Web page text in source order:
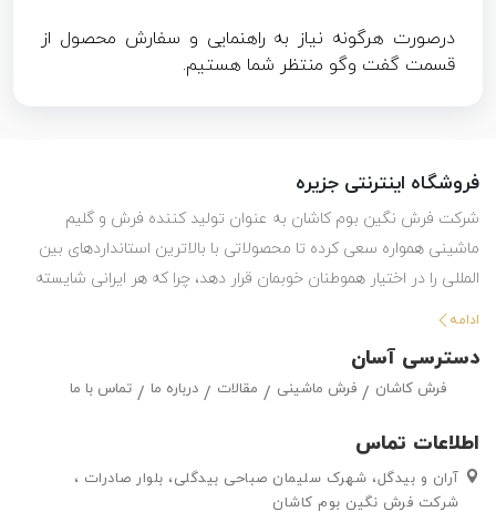
درصورت هرگونه نیاز به راهنمایی و سفارش محصول از
قسمت گفت وگو منتظر شما هستیم.
فروشگاه اینترنتی جزیره
شرکت فرش نگین بوم کاشان به عنوان تولید کننده فرش و گلیم
ماشینی همواره سعی کرده تا محصولاتی با بالاترین استانداردهای بین
المللی را در اختیار هموطنان خوبمان قرار دهد، چرا که هر ایرانی شایسته
استفاده از بهترین هاست. این شرکت با تولید انواع فرش ماشینی و گلیم
مشتریان خود قرار داده تا بتوانند متناسب با سلیقه خود ، فرش ماشینی
و گلیم مورد علاقه خود را به راحتی انتتخاب کرده و خریداری کنند.
ادامه
اطلاعات تماس
آران و بیدگل، شهرک سلیمان صباحی بیدگلی، بلوار صادرات ،
شرکت فرش نگین بوم کاشان
دسترسی آسان
فرش کاشان فرش ماشینی مقالات درباره ما تماس با ما